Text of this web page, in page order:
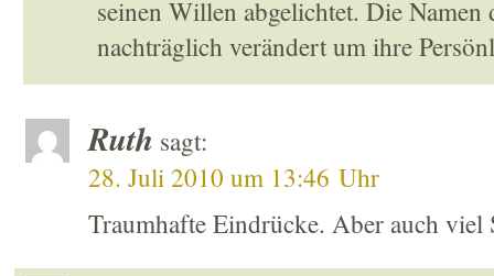
seinen Willen abgelichtet. Die Namen
nachträglich verändert um ihre
Ruth sagt:
28. Juli 2010 um 13:46 Uhr
Traumhafte Eindrücke. Aber auch viel